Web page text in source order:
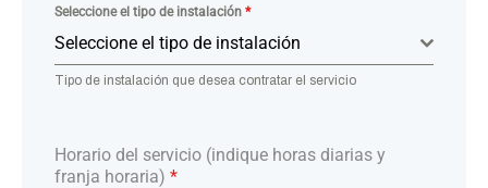
Seleccione el tipo de instalación *
Seleccione el tipo de instalación
Tipo de instalación que desea contratar el servicio
Horario del servicio (indique horas diarias y
franja horaria) *